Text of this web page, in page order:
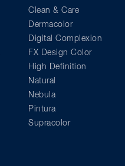
Clean & Care
Dermacolor
Digital Complexion
FX Design Color
High Definition
Natural
Nebula
Pintura
Supracolor